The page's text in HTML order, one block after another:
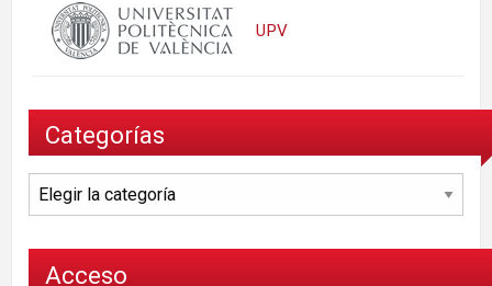
UPV
Categorías
Categorías
Acceso